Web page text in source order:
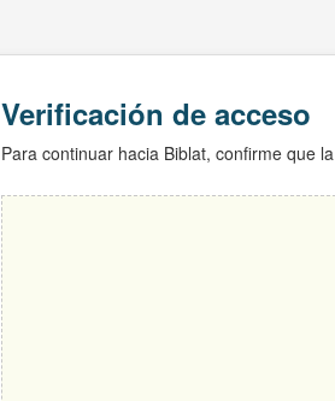
Verificación de acceso
Para continuar hacia Biblat, confirme que